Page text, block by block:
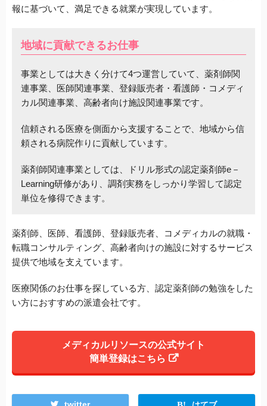
報に基づいて、満足できる就業が実現しています。
地域に貢献できるお仕事
事業としては大きく分けて4つ運営していて、 薬剤師関
連事業、 医師関連事業、登録販売者・看護師・コメディ
カル関連事業、高齢者向け施設関連事業です。
信頼される医療を側面から支援することで、 地域から信
頼される病院作りに貢献しています。
薬剤師関連事業としては、ドリル形式の認定薬剤師e－
Learning研修があり、調剤実務をしっかり学習して認定
単位を修得できます。
薬剤師、医師、看護師、登録販売者、コメディカルの就職・
転職コンサルティング、高齢者向けの施設に対するサービス
提供で地域を支えています。
医療関係のお仕事を探している方、認定薬剤師の勉強をした
い方におすすめの派遣会社です。
メディカルリソースの公式サイト
簡単登録はこちら